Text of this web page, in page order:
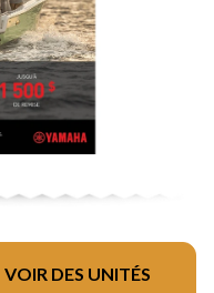
VOIR DES UNITÉS